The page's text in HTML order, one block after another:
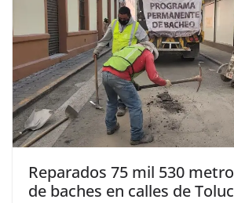
Reparados 75 mil 530
de baches en calles de